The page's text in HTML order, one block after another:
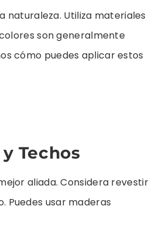
naturaleza. Utiliza materiales
son generalmente
cómo puedes aplicar estos
Techos
aliada. Considera revestir
Puedes usar maderas